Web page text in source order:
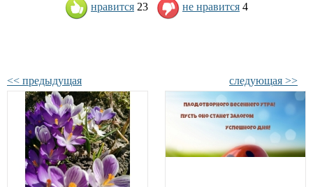
нравится 23 не нравится 4
<< предыдущая следующая >>